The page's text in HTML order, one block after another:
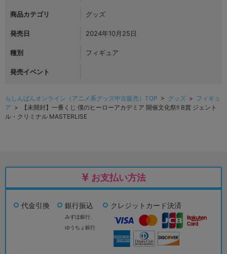
商品カテゴリ グッズ
発売日 2024年10月25日
種別 フィギュア
発売イベント
らしんばんオンライン（アニメ系グッズ中古販売）TOP > グッズ > フィギュ
ア > 【未開封】一番くじ 僕のヒーローアカデミア 開催文化祭!! B賞 ジェント
ル・クリミナル MASTERLISE
お支払い方法
代金引換 銀行振込
みずほ銀行、
ゆうちょ銀行
クレジットカード決済